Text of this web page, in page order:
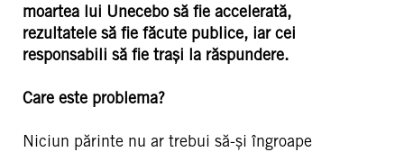
moartea lui Unecebo să fie accelerată,
rezultatele să fie făcute publice, iar cei
responsabili să fie trași la răspundere.
Care este problema?
Niciun părinte nu ar trebui să-și îngroape